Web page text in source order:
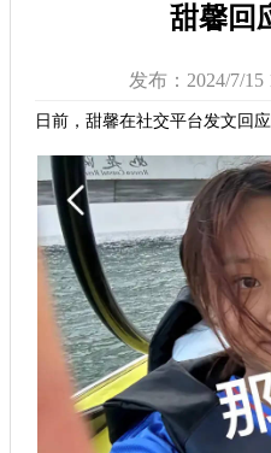
甜馨回
发布：2024/7/
日前，甜馨在社交平台发文回